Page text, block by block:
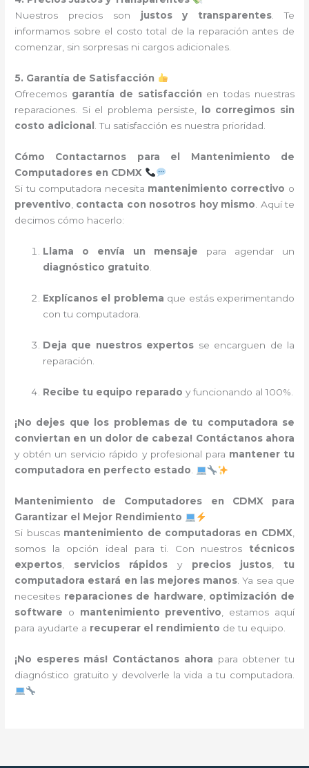
Nuestros precios son justos y transparentes. Te
informamos sobre el costo total de la reparación antes de
comenzar, sin sorpresas ni cargos adicionales.
5. Garantía de Satisfacción
Ofrecemos garantía de satisfacción en todas nuestras
reparaciones. Si el problema persiste,
lo corregimos sin
costo adicional
. Tu satisfacción es nuestra prioridad.
Cómo Contactarnos para el Mantenimiento de
Computadores en CDMX
Si tu computadora necesita mantenimiento correctivo o
preventivo contacta con nosotros hoy mismo . Aquí te
decimos cómo hacerlo:
Llama o envía un mensaje para agendar un
diagnóstico gratuito
Explícanos el problema que estás experimentando
con tu computadora.
Deja que nuestros expertos se encarguen de la
reparación.
Recibe tu equipo reparado y funcionando al 100%.
¡No dejes que los problemas de tu computadora se
conviertan en un dolor de cabeza! Contáctanos ahora
y obtén un servicio rápido y profesional para mantener tu
computadora en perfecto estado.
Mantenimiento de Computadores en CDMX para
Garantizar el Mejor Rendimiento
Si buscas mantenimiento de computadoras en CDMX,
somos la opción ideal para ti. Con nuestros técnicos
expertos, servicios rápidos y precios justos, tu
computadora estará en las mejores manos. Ya sea que
necesites reparaciones de hardware, optimización de
software o mantenimiento preventivo, estamos aquí
para ayudarte a recuperar el rendimiento de tu equipo.
¡No esperes más! Contáctanos ahora para obtener tu
diagnóstico gratuito y devolverle la vida a tu computadora.